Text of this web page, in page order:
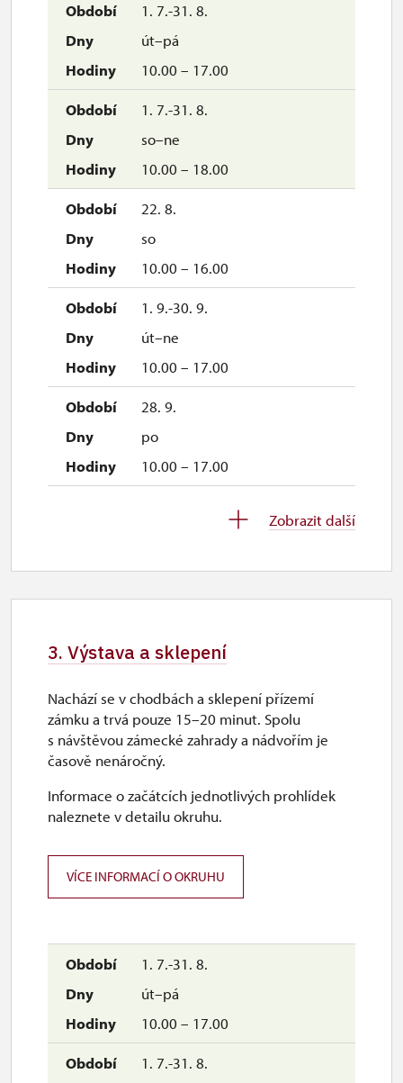
uzavřen
1. 7.-31. 8.
út–pá
10.00 – 17.00
1. 7.-31. 8.
so–ne
10.00 – 18.00
22. 8.
so
10.00 – 16.00
1. 9.-30. 9.
út–ne
10.00 – 17.00
28. 9.
po
10.00 – 17.00
26. 10.-27. 10.
11.00 – 14.00
28. 10.
st
10.00 – 16.00
29. 10.-30. 10.
10.00 – 16.00
1. 11.
10.00 – 16.00
2. 11.-31. 12.
uzavřen
Zobrazit další
3. Výstava a sklepení
1. 7.-31. 8.
út–pá
10.00 – 17.00
1. 7.-31. 8.
Nachází se v chodbách a sklepení přízemí
zámku a trvá pouze 15–20 minut. Spolu
s návštěvou zámecké zahrady a nádvořím je
časově nenáročný.
Informace o začátcích jednotlivých prohlídek
naleznete v detailu okruhu.
VÍCE INFORMACÍ O OKRUHU